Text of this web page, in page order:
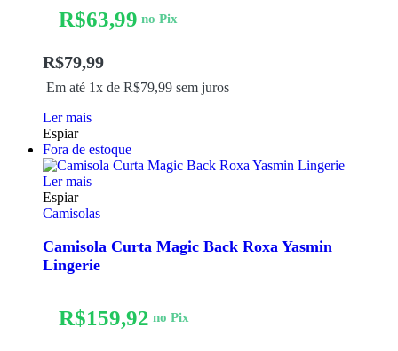
R$79,99
Em até 1x de R$79,99 sem juros
R$63,99 no Pix
Ler mais
Espiar
Fora de estoque
Ler mais
Espiar
Camisolas
Camisola Curta Magic Back Roxa Yasmin
Lingerie
R$159,92 no Pix